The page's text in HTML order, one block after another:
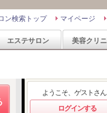
マイページ
ン検索トップ
エステサロン 美容クリ
ようこそ、ゲストさん
ログインする